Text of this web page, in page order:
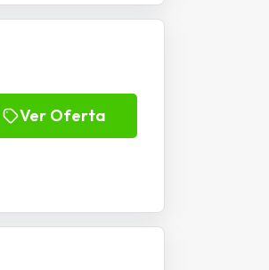
Ver Oferta